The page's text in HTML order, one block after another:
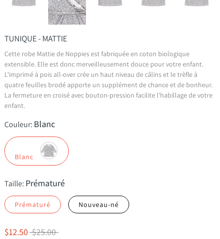
TUNIQUE - MATTIE
Cette robe Mattie de Noppies est fabriquée en coton biologique
extensible. Elle est donc merveilleusement douce pour votre enfant.
L'imprimé à pois all-over crée un haut niveau de câlins et le trèfle à
quatre feuilles brodé apporte un supplément de chance et de bonheur.
La fermeture en croisé avec bouton-pression facilite l'habillage de votre
enfant.
Couleur: Blanc
Blanc
Taille: Prématuré
Prématuré Nouveau-né
$12.50 $25.00